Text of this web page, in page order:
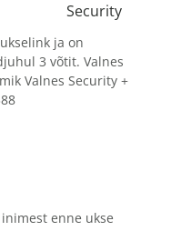
Security
ja on
3 võtit. Valnes
Valnes Security +
enne ukse